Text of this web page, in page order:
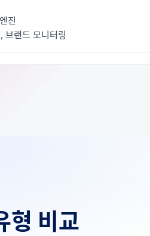
진
브랜드 모니터링
형 비교